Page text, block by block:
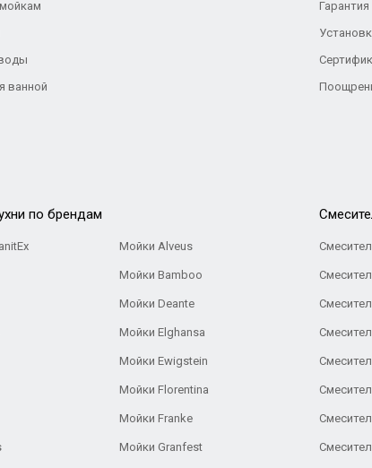
ванной
Гарантия
по брендам
Мойки Alveus
Мойки Bamboo
Мойки Deante
Мойки Elghansa
Мойки Ewigstein
Мойки Florentina
Мойки Franke
Мойки Granfest